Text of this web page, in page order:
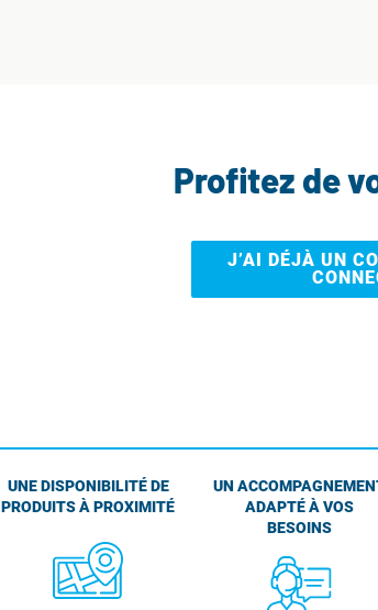
Profitez de
J’AI DÉJÀ UN
UNE DISPONIBILITÉ DE
PRODUITS À PROXIMITÉ
UN
ADAPTÉ À VOS
BESOINS